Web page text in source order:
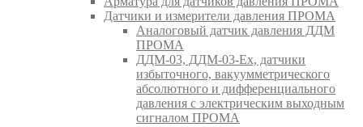
Датчики и измерители давления ПРОМА
Аналоговый датчик давления ДДМ
ПРОМА
ДДМ-03, ДДМ-03-Ех, датчики
избыточного, вакуумметрического
абсолютного и дифференциального
давления с электрическим выходным
сигналом ПРОМА